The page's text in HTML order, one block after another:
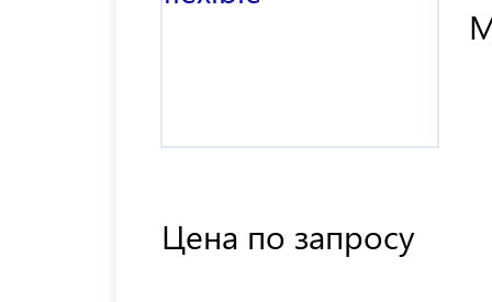
Цена по запросу